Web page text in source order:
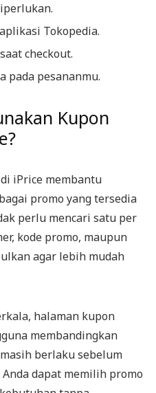
Tokopedia.
checkout.
pada pesananmu.
Kupon
iPrice membantu
promo yang tersedia
perlu mencari satu per
kode promo, maupun
agar lebih mudah
halaman kupon
membandingkan
berlaku sebelum
dapat memilih promo